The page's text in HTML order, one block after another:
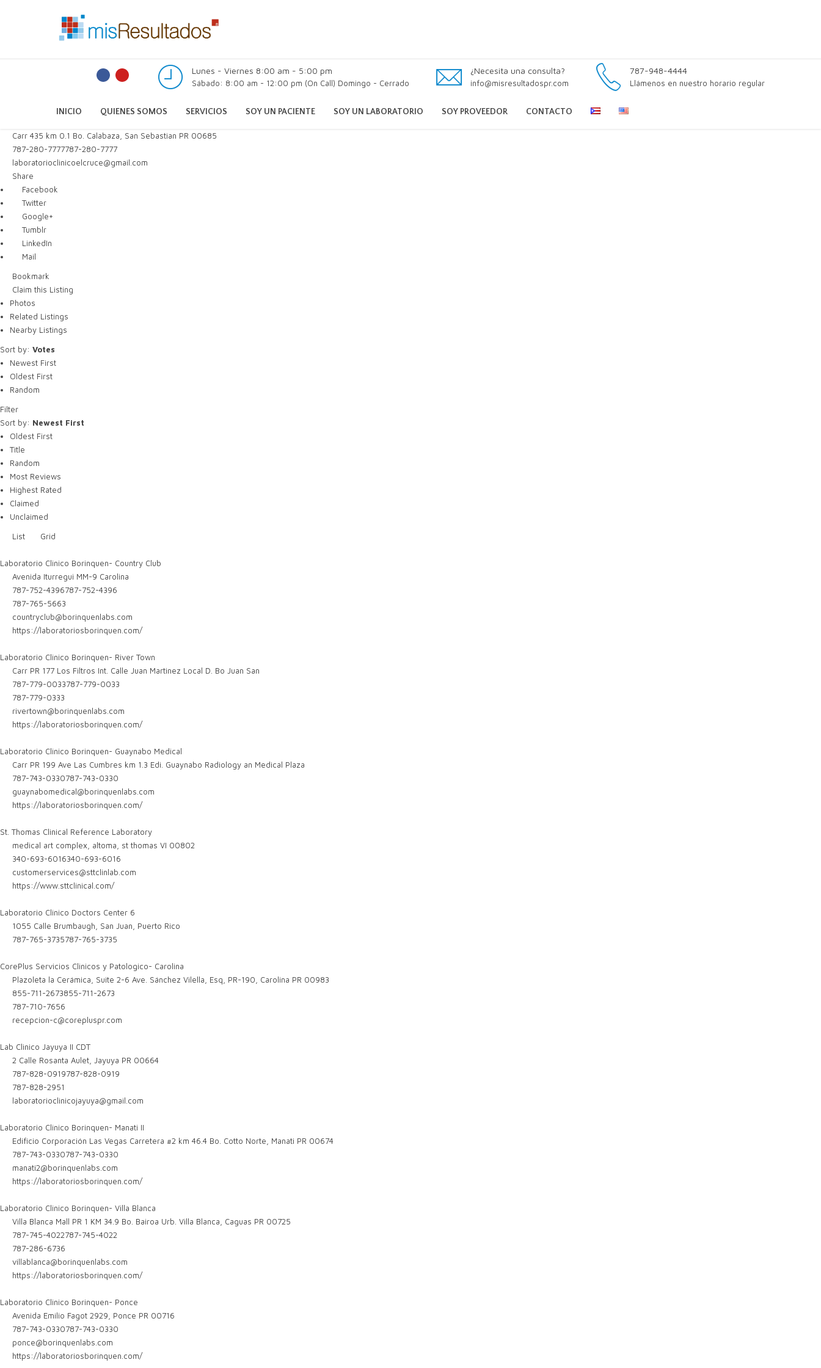
Lunes - Viernes 8:00 am - 5:00 pm
Sábado: 8:00 am - 12:00 pm (On Call) Domingo - Cerrado
¿Necesita una consulta?
info@misresultadospr.com
787-948-4444
Llámenos en nuestro horario regular
INICIO QUIENES SOMOS SERVICIOS SOY UN PACIENTE SOY UN LABORATORIO SOY PROVEEDOR CONTACTO
Carr 435 km 0.1 Bo. Calabaza, San Sebastian PR 00685
787-280-7777787-280-7777
laboratorioclinicoelcruce@gmail.com
Share
Facebook
Twitter
Google+
Tumblr
LinkedIn
Mail
Bookmark
Claim this Listing
Photos
Related Listings
Nearby Listings
Sort by: Votes
Newest First
Oldest First
Random
Filter
Sort by: Newest First
Oldest First
Title
Random
Most Reviews
Highest Rated
Claimed
Unclaimed
List
Grid
Laboratorio Clinico Borinquen- Country Club
Avenida Iturregui MM-9 Carolina
787-752-4396787-752-4396
787-765-5663
countryclub@borinquenlabs.com
https://laboratoriosborinquen.com/
Laboratorio Clinico Borinquen- River Town
Carr PR 177 Los Filtros Int. Calle Juan Martinez Local D. Bo Juan San
787-779-0033787-779-0033
787-779-0333
rivertown@borinquenlabs.com
https://laboratoriosborinquen.com/
Laboratorio Clinico Borinquen- Guaynabo Medical
Carr PR 199 Ave Las Cumbres km 1.3 Edi. Guaynabo Radiology an Medical Plaza
787-743-0330787-743-0330
guaynabomedical@borinquenlabs.com
https://laboratoriosborinquen.com/
St. Thomas Clinical Reference Laboratory
medical art complex, altoma, st thomas VI 00802
340-693-6016340-693-6016
customerservices@sttclinlab.com
https://www.sttclinical.com/
Laboratorio Clinico Doctors Center 6
1055 Calle Brumbaugh, San Juan, Puerto Rico
787-765-3735787-765-3735
CorePlus Servicios Clinicos y Patologico- Carolina
Plazoleta la Cerámica, Suite 2-6 Ave. Sánchez Vilella, Esq, PR-190, Carolina PR 00983
855-711-2673855-711-2673
787-710-7656
recepcion-c@corepluspr.com
Lab Clinico Jayuya II CDT
2 Calle Rosanta Aulet, Jayuya PR 00664
787-828-0919787-828-0919
787-828-2951
laboratorioclinicojayuya@gmail.com
Laboratorio Clinico Borinquen- Manati II
Edificio Corporación Las Vegas Carretera #2 km 46.4 Bo. Cotto Norte, Manati PR 00674
787-743-0330787-743-0330
manati2@borinquenlabs.com
https://laboratoriosborinquen.com/
Laboratorio Clinico Borinquen- Villa Blanca
Villa Blanca Mall PR 1 KM 34.9 Bo. Bairoa Urb. Villa Blanca, Caguas PR 00725
787-745-4022787-745-4022
787-286-6736
villablanca@borinquenlabs.com
https://laboratoriosborinquen.com/
Laboratorio Clinico Borinquen- Ponce
Avenida Emilio Fagot 2929, Ponce PR 00716
787-743-0330787-743-0330
ponce@borinquenlabs.com
https://laboratoriosborinquen.com/